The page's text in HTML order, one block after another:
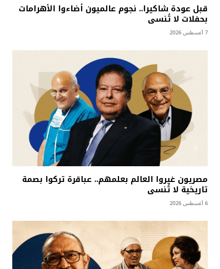
قبل عودة شاكيرا.. نجوم عالميون أضاءوا الأهرامات
بحفلات لا تُنسى
7 أغسطس 2026
مصريون غيروا العالم بعلمهم.. عباقرة تركوا بصمة
تاريخية لا تُنسى
6 أغسطس 2026